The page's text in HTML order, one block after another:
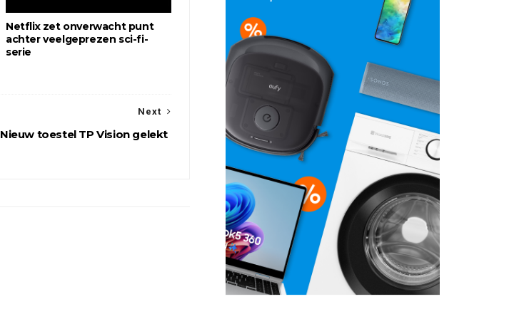
Netflix zet onverwacht punt
achter veelgeprezen sci-fi-
serie
Next
Nieuw toestel TP Vision gelekt